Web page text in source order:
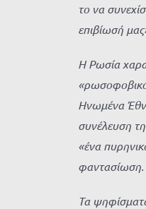
το να
επιβίωσή
Η Ρωσία
Ηνωμένα
συνέλευση
«ένα
φαντασίωση.
Τα